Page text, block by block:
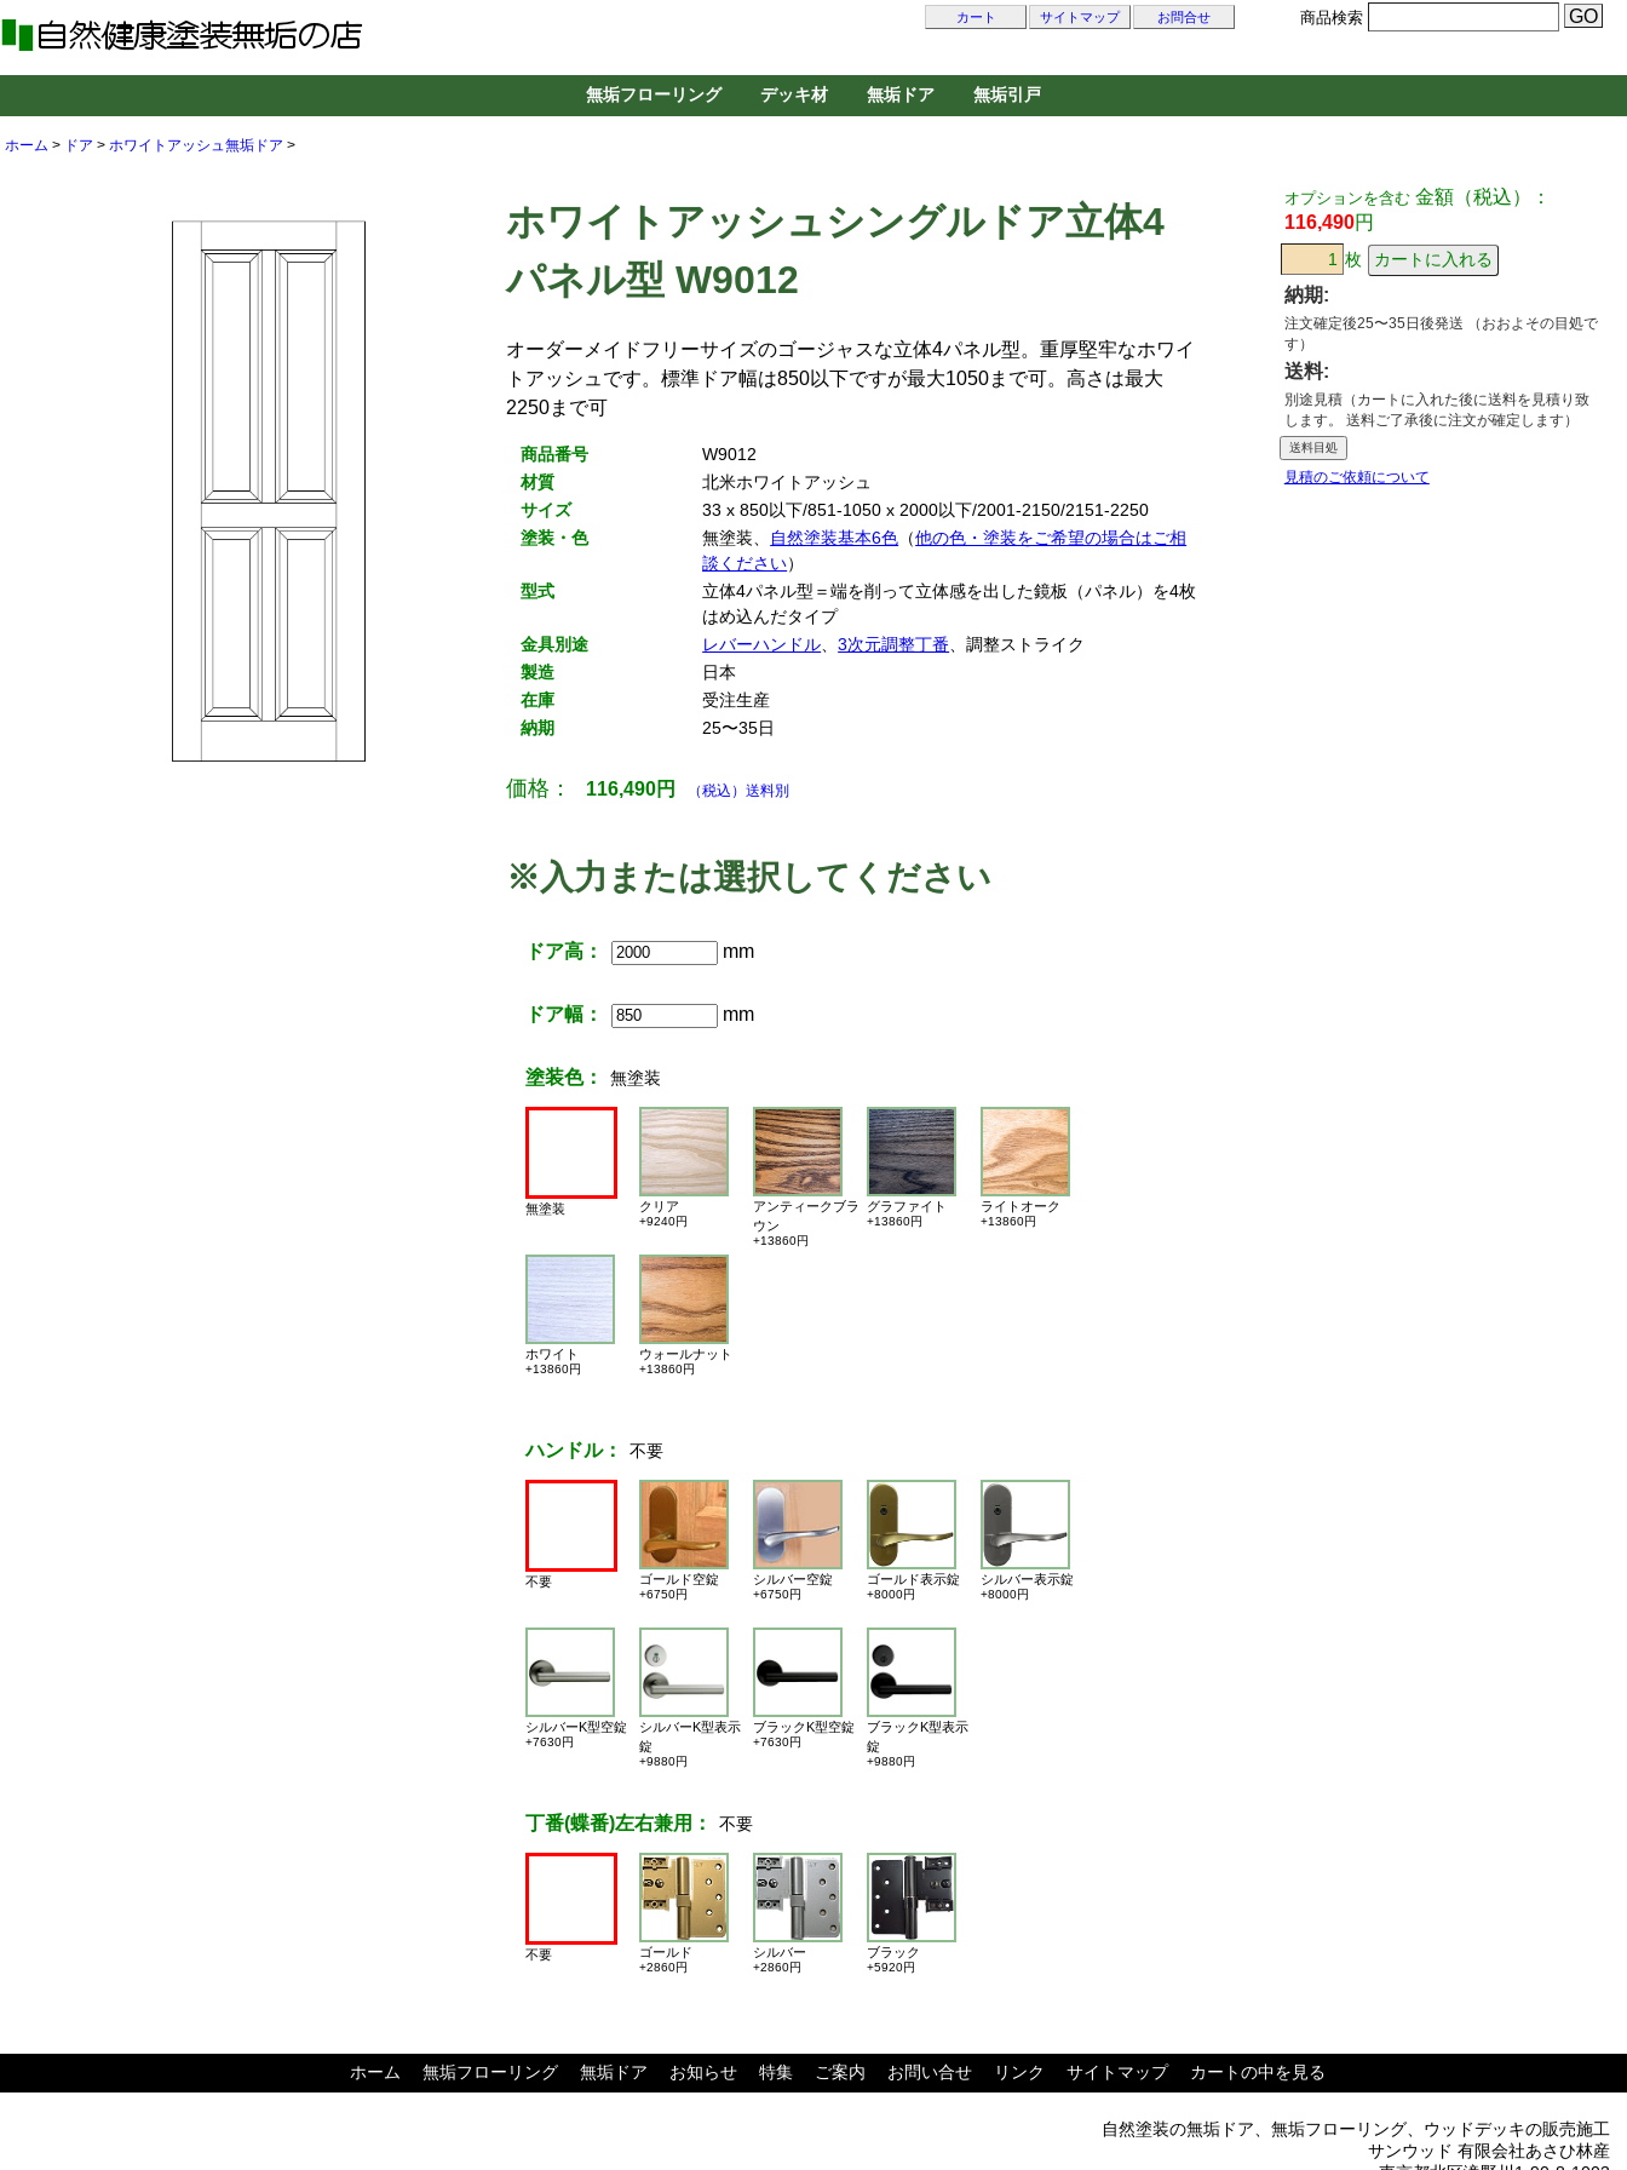
ホーム > ドア > ホワイトアッシュ無垢ドア >
ホワイトアッシュシングルドア立体4
パネル型 W9012
オーダーメイドフリーサイズのゴージャスな立体4パネル型。重厚堅牢なホワイ
トアッシュです。標準ドア幅は850以下ですが最大1050まで可。高さは最大
2250まで可
商品番号
W9012
材質
北米ホワイトアッシュ
サイズ
33 x 850以下/851-1050 x 2000以下/2001-2150/2151-2250
塗装・色
無塗装、 自然塗装基本6色 （他の色・塗装をご希望の場合はご相
談ください）
型式
立体4パネル型＝端を削って立体感を出した鏡板（パネル）を4枚
はめ込んだタイプ
金具別途
レバーハンドル 、3次元調整丁番 、調整ストライク
製造
日本
在庫
受注生産
納期
25〜35日
価格： 116,490円 （税込）送料別
※入力または選択してください
ドア高： mm
ドア幅： mm
塗装色： 無塗装
無塗装 クリア
+9240円
アンティークブラ
ウン
+13860円
グラファイト
+13860円
ライトオーク
+13860円
ホワイト
+13860円
ウォールナット
+13860円
ハンドル： 不要
不要 ゴールド空錠
+6750円
シルバー空錠
+6750円
ゴールド表示錠
+8000円
シルバー表示錠
+8000円
シルバーK型空錠
+7630円
シルバーK型表示
錠
+9880円
ブラックK型空錠
+7630円
ブラックK型表示
錠
+9880円
丁番(蝶番)左右兼用： 不要
不要 ゴールド
+2860円
シルバー
+2860円
ブラック
+5920円
オプションを含む 金額（税込）：
116,490円
枚
納期:
注文確定後25〜35日後発送 （おおよその目処で
す）
送料:
別途見積（カートに入れた後に送料を見積り致
します。 送料ご了承後に注文が確定します）
送料目処
見積のご依頼について
カート サイトマップ お問合せ 商品検索
無垢フローリング デッキ材 無垢ドア 無垢引戸
ホーム 無垢フローリング 無垢ドア お知らせ 特集 ご案内 お問い合せ リンク サイトマップ カートの中を見る
自然塗装の無垢ドア、無垢フローリング、ウッドデッキの販売施工
サンウッド 有限会社あさひ林産